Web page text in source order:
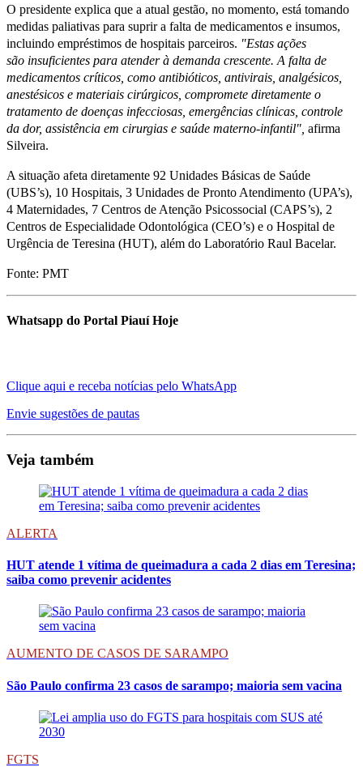
O presidente explica que a atual gestão, no momento, está tomando
medidas paliativas para suprir a falta de medicamentos e insumos,
incluindo empréstimos de hospitais parceiros. "Estas ações
são insuficientes para atender à demanda crescente. A falta de
medicamentos críticos, como antibióticos, antivirais, analgésicos,
anestésicos e materiais cirúrgicos, compromete diretamente o
tratamento de doenças infecciosas, emergências clínicas, controle
da dor, assistência em cirurgias e saúde materno-infantil", afirma
Silveira.
A situação afeta diretamente 92 Unidades Básicas de Saúde
(UBS’s), 10 Hospitais, 3 Unidades de Pronto Atendimento (UPA’s),
4 Maternidades, 7 Centros de Atenção Psicossocial (CAPS’s), 2
Centros de Especialidade Odontológica (CEO’s) e o Hospital de
Urgência de Teresina (HUT), além do Laboratório Raul Bacelar.
Fonte: PMT
Whatsapp do Portal Piauí Hoje
Clique aqui e receba notícias pelo WhatsApp
Envie sugestões de pautas
Veja também
ALERTA
HUT atende 1 vítima de queimadura a cada 2 dias em Teresina;
saiba como prevenir acidentes
AUMENTO DE CASOS DE SARAMPO
São Paulo confirma 23 casos de sarampo; maioria sem vacina
FGTS